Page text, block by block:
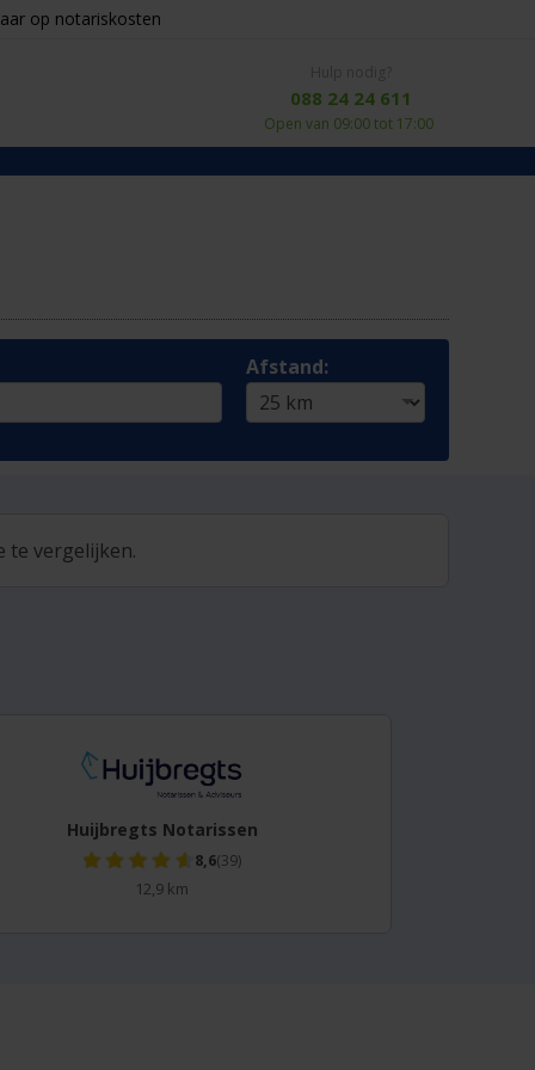
op notariskosten
088 24 24 611
Open van 09:00 tot 17:00
Afstand:
te vergelijken.
Huijbregts Notarissen
8,6(39)
12,9 km